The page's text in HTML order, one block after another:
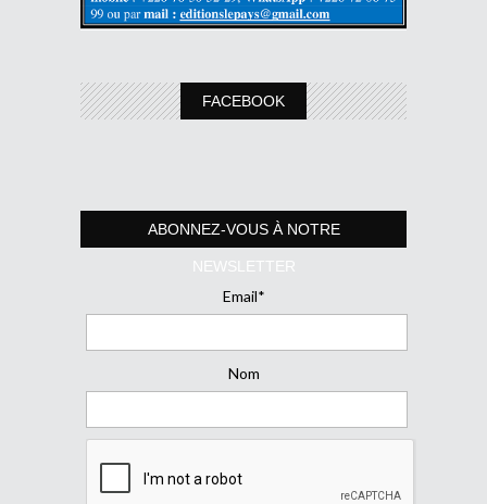
FACEBOOK
ABONNEZ-VOUS À NOTRE
NEWSLETTER
Email*
Nom